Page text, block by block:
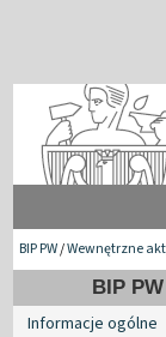
BIP PW/Wewnętrzne
BIP PW
Informacje ogólne